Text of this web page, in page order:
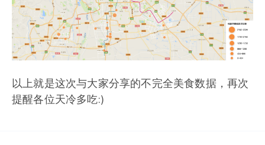
以上就是这次与大家分享的不完全美食数据，再次
提醒各位天冷多吃:)